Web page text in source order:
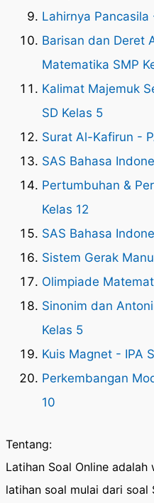
Lahirnya Pancasila
Barisan dan Deret
Matematika SMP
Kalimat Majemuk
SD Kelas 5
Surat Al-Kafirun -
SAS Bahasa
Pertumbuhan &
Kelas 12
SAS Bahasa
Sistem Gerak
Olimpiade
Sinonim dan
Kelas 5
Kuis Magnet - IPA
Perkembangan
10
Tentang:
Latihan Soal Online
latihan soal mulai dari soal